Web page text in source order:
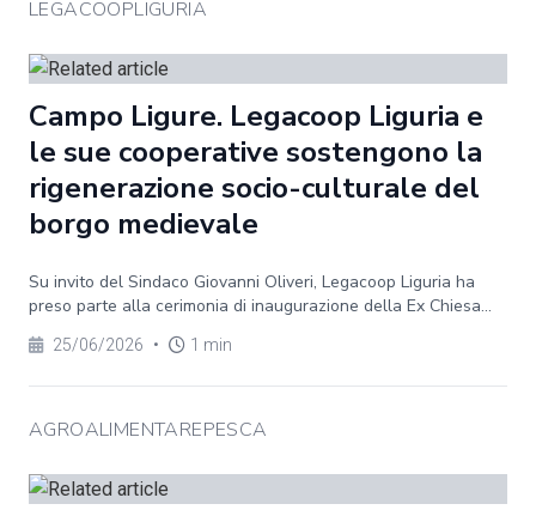
LEGACOOPLIGURIA
Campo Ligure. Legacoop Liguria e
le sue cooperative sostengono la
rigenerazione socio-culturale del
borgo medievale
Su invito del Sindaco Giovanni Oliveri, Legacoop Liguria ha
preso parte alla cerimonia di inaugurazione della Ex Chiesa...
25/06/2026 • 1 min
AGROALIMENTAREPESCA